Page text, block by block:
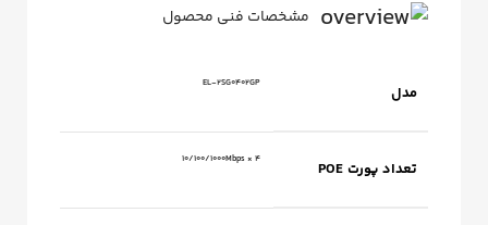
مشخصات فنی محصول
مدل EL‑2SG0402GP
تعداد پورت POE ۴ × 10/100/1000Mbps